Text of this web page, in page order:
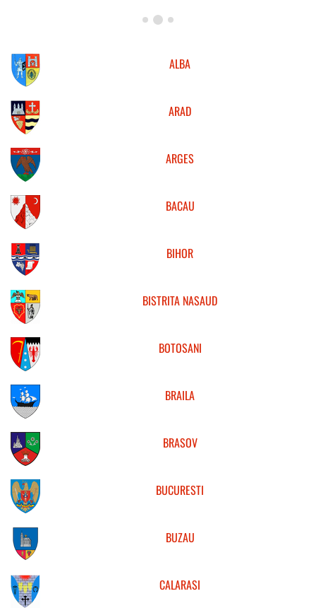
ALBA
ARAD
ARGES
BACAU
BIHOR
BISTRITA NASAUD
BOTOSANI
BRAILA
BRASOV
BUCURESTI
BUZAU
CALARASI